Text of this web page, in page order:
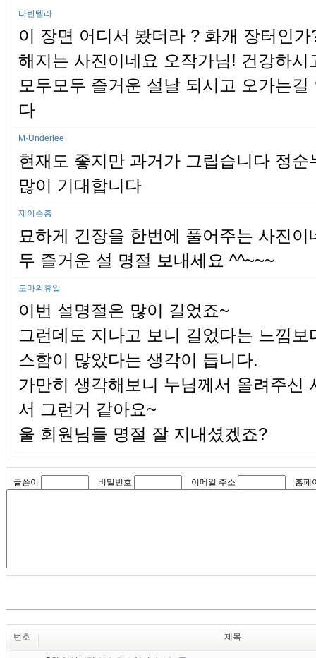
타란텔라
이 장면 어디서 봤더라 ? 화개 장터인
해지는 사진이네요 오작가님! 건강하
모두모두 즐거운 설날 되시고 오가는
다
M·Underlee
현재도 좋지만 과거가 그립습니다 정
많이 기대합니다
제이슨홍
묘하게 긴장을 한번에 풀어주는 사진
두 즐거운 설 명절 보내세요 ^^~~~
로마의휴일
이번 설명절은 많이 길었죠~
그런데도 지나고 보니 길었다는 느낌
스함이 많았다는 생각이 듭니다.
가만히 생각해보니 누님께서 올려주신
서 그런거 같아요~
울 회원님들 명절 잘 지내셨겠죠?
글쓴이 비밀번호 이메일 주소 홈페
번호 제목